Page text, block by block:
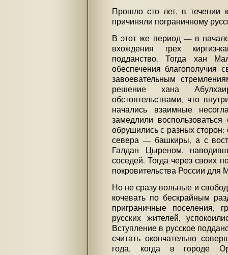
Прошло сто лет, в течении
причиняли пограничному
В этот же период — в
вхождения трех киргиз-
подданство. Тогда хан
обеспечения благополучия
завоевательным
решение хана
обстоятельствами, что
начались взаимные
замедлили
обрушились с разных
севера — башкиры, а с
Галдан Цыреном,
соседей. Тогда через своих
покровительства России для
Но не сразу вольные и
кочевать по бескрайным
приграничные поселения,
русских жителей,
Вступление в русское
считать окончательно
года, когда в городе